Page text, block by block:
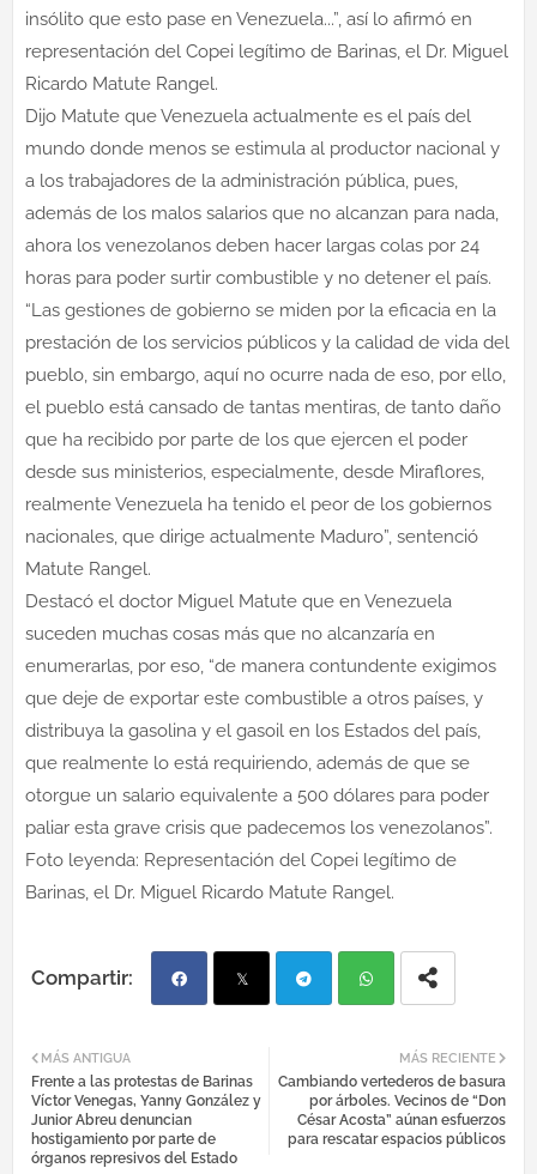
insólito que esto pase en Venezuela...”, así lo afirmó en
representación del Copei legítimo de Barinas, el Dr. Miguel
Ricardo Matute Rangel.
Dijo Matute que Venezuela actualmente es el país del
mundo donde menos se estimula al productor nacional y
a los trabajadores de la administración pública, pues,
además de los malos salarios que no alcanzan para nada,
ahora los venezolanos deben hacer largas colas por 24
horas para poder surtir combustible y no detener el país.
“Las gestiones de gobierno se miden por la eficacia en la
prestación de los servicios públicos y la calidad de vida del
pueblo, sin embargo, aquí no ocurre nada de eso, por ello,
el pueblo está cansado de tantas mentiras, de tanto daño
que ha recibido por parte de los que ejercen el poder
desde sus ministerios, especialmente, desde Miraflores,
realmente Venezuela ha tenido el peor de los gobiernos
nacionales, que dirige actualmente Maduro”, sentenció
Matute Rangel.
Destacó el doctor Miguel Matute que en Venezuela
suceden muchas cosas más que no alcanzaría en
enumerarlas, por eso, “de manera contundente exigimos
que deje de exportar este combustible a otros países, y
distribuya la gasolina y el gasoil en los Estados del país,
que realmente lo está requiriendo, además de que se
otorgue un salario equivalente a 500 dólares para poder
paliar esta grave crisis que padecemos los venezolanos”.
Foto leyenda: Representación del Copei legítimo de
Barinas, el Dr. Miguel Ricardo Matute Rangel.
ebo
ok
tter egr
am
atsa
pp
MÁS RECIENTE
Cambiando vertederos de basura
por árboles. Vecinos de “Don
César Acosta” aúnan esfuerzos
para rescatar espacios públicos
MÁS ANTIGUA
Frente a las protestas de Barinas
Víctor Venegas, Yanny González y
Junior Abreu denuncian
hostigamiento por parte de
órganos represivos del Estado